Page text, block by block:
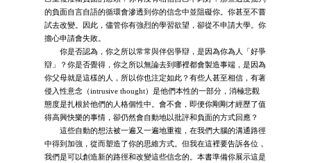
的負面自言自語的循環會滲透到你的信念中並阻礙你。你甚至不嘗
試去改變。因此，儘管你有強烈的學習欲望，卻從不申請大學。你
擔心申請會失敗。
你是否認為，你之所以常常與伴侶爭辯，是因為你為人「好爭
辯」？你是否覺得，你之所以無論去到哪裡都會製造事端，是因為
你父母就是這樣的人，所以你也注定如此？有些人甚至相信，有著
侵入性意念（intrusive thought）是他們本性的一部分，消極悲觀
態度是扎根於他們的人格個性中。會不會，即便你剛剛才經歷了值
得高興快樂的事情，卻仍然會自動地以批評和負面的方式回應？
這些自動的想法被一遍又一遍地重複，在我們大腦的溝通路徑
中得到加強，從而塑造了你的思維方式。但我在這裡要告訴各位，
我們是可以創造新的路徑和改變這些信念的。本書準備你展示這是